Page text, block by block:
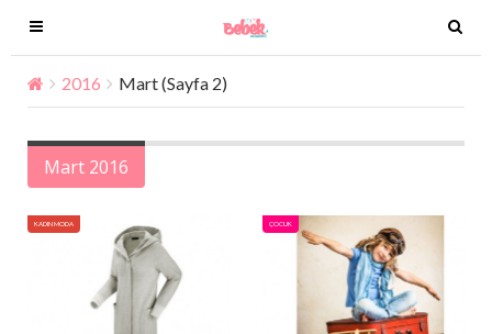
T
o
g
g
n
a
v
T
o
g
2016 Mart(Sayfa 2)
Mart 2016
KADIN MODA ÇOCUK